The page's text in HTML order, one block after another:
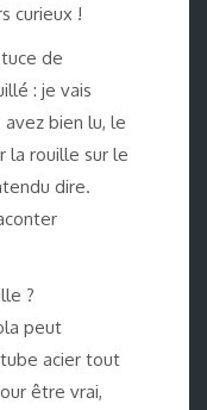
curieux !
de
: je vais
avez bien lu, le
la rouille sur le
dire.
?
peut
acier tout
être vrai,